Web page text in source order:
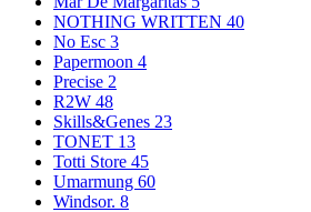
NOTHING WRITTEN 40
No Esc 3
Papermoon 4
Precise 2
R2W 48
Skills&Genes 23
TONET 13
Totti Store 45
Umarmung 60
Windsor. 8